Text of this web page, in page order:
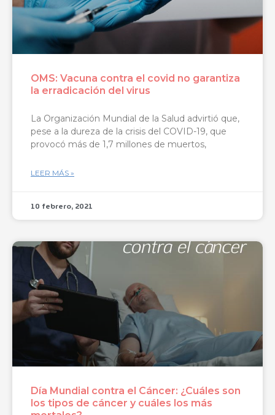
OMS: Vacuna contra el covid no garantiza
la erradicación del virus
La Organización Mundial de la Salud advirtió que,
pese a la dureza de la crisis del COVID-19, que
provocó más de 1,7 millones de muertos,
LEER MÁS »
10 febrero, 2021
Día Mundial contra el Cáncer: ¿Cuáles son
los tipos de cáncer y cuáles los más